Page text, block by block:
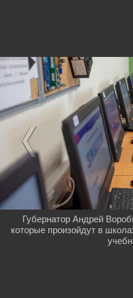
Губернатор Андрей
которые произойдут в